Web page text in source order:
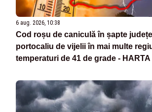
6 aug. 2026, 10:38
Cod roșu de caniculă în șapte
portocaliu de vijelii în mai multe
temperaturi de 41 de grade - HARTA